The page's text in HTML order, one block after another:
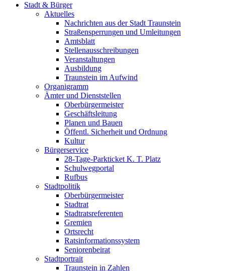
Stadt & Bürger
Aktuelles
Nachrichten aus der Stadt Traunstein
Straßensperrungen und Umleitungen
Amtsblatt
Stellenausschreibungen
Veranstaltungen
Ausbildung
Traunstein im Aufwind
Organigramm
Ämter und Dienststellen
Oberbürgermeister
Geschäftsleitung
Planen und Bauen
Öffentl. Sicherheit und Ordnung
Kultur
Bürgerservice
28-Tage-Parkticket K. T. Platz
Schulwegportal
Rufbus
Stadtpolitik
Oberbürgermeister
Stadtrat
Stadtratsreferenten
Gremien
Ortsrecht
Ratsinformationssystem
Seniorenbeirat
Stadtportrait
Traunstein in Zahlen